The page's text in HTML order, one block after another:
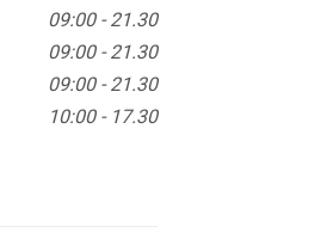
09:00 - 21.30
09:00 - 21.30
09:00 - 21.30
10:00 - 17.30